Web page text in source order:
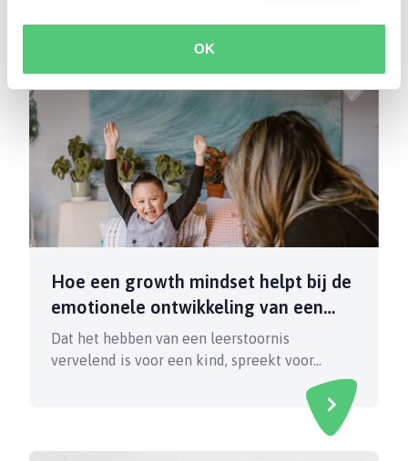
OK
Gerelateerde Artikelen
Hoe een growth mindset helpt bij de
emotionele ontwikkeling van een
kind met een leerstoornis
Dat het hebben van een leerstoornis
vervelend is voor een kind, spreekt voor…